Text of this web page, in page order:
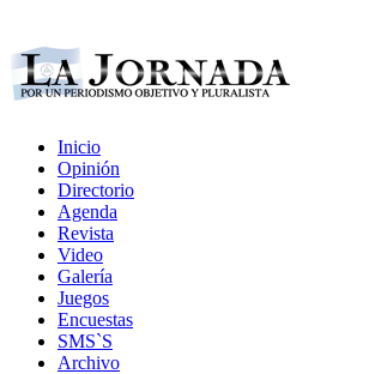
Inicio
Opinión
Directorio
Agenda
Revista
Video
Galería
Juegos
Encuestas
SMS`S
Archivo